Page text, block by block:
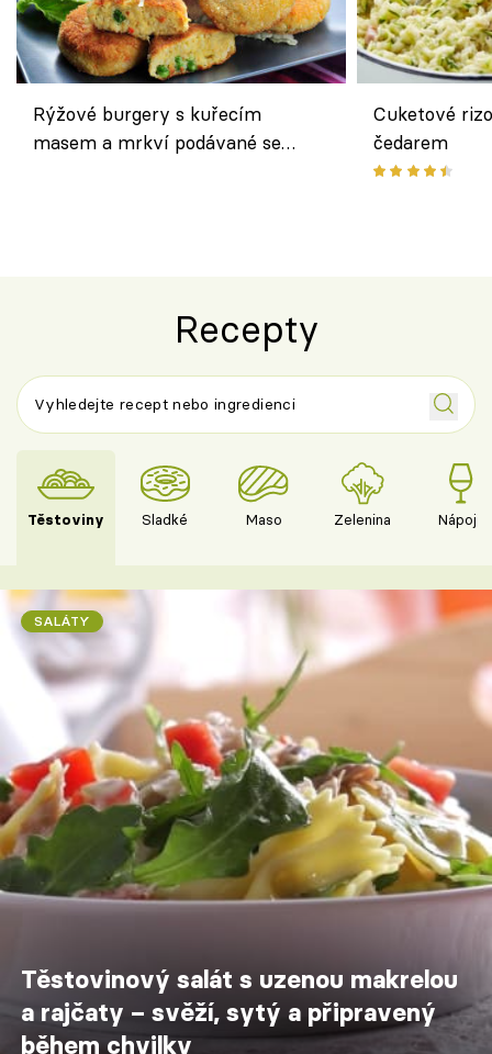
Rýžové burgery s kuřecím
masem a mrkví podávané se
Cuketové
čedarem
Recepty
Těstoviny Sladké Maso Zelenina Nápoje
SALÁTY
Těstovinový salát s uzenou makrelou
a rajčaty – svěží, sytý a připravený
během chvilky